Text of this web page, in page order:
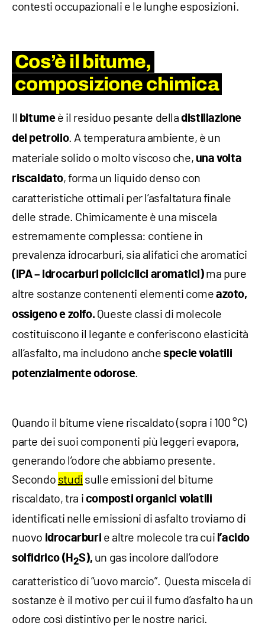
contesti occupazionali e le lunghe esposizioni.
Cos’è il bitume,
composizione chimica
Il bitume è il residuo pesante delladistillazione
del petrolio. A temperatura ambiente, è un
materiale solido o molto viscoso che, una volta
riscaldato, forma un liquido denso con
caratteristiche ottimali per l’asfaltatura finale
delle strade. Chimicamente è una miscela
estremamente complessa: contiene in
prevalenza idrocarburi, sia alifatici che aromatici
(IPA – idrocarburi policiclici aromatici) ma pure
altre sostanze contenenti elementi come azoto,
ossigeno e zolfo. Queste classi di molecole
costituiscono il legante e conferiscono elasticità
all’asfalto, ma includono anchespecie volatili
potenzialmente odorose.
Quando il bitume viene riscaldato (sopra i 100 °C)
parte dei suoi componenti più leggeri evapora,
generando l’odore che abbiamo presente.
Secondo studi sulle emissioni del bitume
riscaldato, tra i composti organici volatili
identificati nelle emissioni di asfalto troviamo di
nuovo idrocarburi e altre molecole tra cui l’acido
solfidrico (H 2S), un gas incolore dall’odore
caratteristico di “uovo marcio”. Questa miscela di
sostanze è il motivo per cui il fumo d’asfalto ha un
odore così distintivo per le nostre narici.